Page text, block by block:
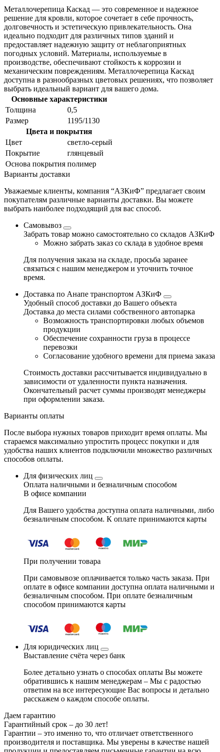
Металлочерепица Каскад — это современное и надежное
решение для кровли, которое сочетает в себе прочность,
долговечность и эстетическую привлекательность. Она
идеально подходит для различных типов зданий и
предоставляет надежную защиту от неблагоприятных
погодных условий. Материалы, используемые в
производстве, обеспечивают стойкость к коррозии и
механическим повреждениям. Металлочерепица Каскад
доступна в разнообразных цветовых решениях, что позволяет
выбрать идеальный вариант для вашего дома.
Основные характеристики
Толщина
0,5
Размер
1195/1130
Цвета и покрытия
Цвет
светло-серый
Покрытие
глянцевый
Основа покрытия полимер
Варианты доставки
Уважаемые клиенты, компания “АЗКиФ” предлагает своим
покупателям различные варианты доставки. Вы можете
выбрать наиболее подходящий для вас способ.
Самовывоз
Забрать товар можно самостоятельно со складов АЗКиФ
Можно забрать заказ со склада в удобное время
Для получения заказа на складе, просьба заранее
связаться с нашим менеджером и уточнить точное
время.
Доставка по Анапе транспортом АЗКиФ
Удобный способ доставки до Вашего объекта
Доставка до места силами собственного автопарка
Возможность транспортировки любых объемов
продукции
Обеспечение сохранности груза в процессе
перевозки
Согласование удобного времени для приема заказа
Стоимость доставки рассчитывается индивидуально в
зависимости от удаленности пункта назначения.
Окончательный расчет суммы производят менеджеры
при оформлении заказа.
Варианты оплаты
После выбора нужных товаров приходит время оплаты. Мы
стараемся максимально упростить процесс покупки и для
удобства наших клиентов подключили множество различных
способов оплаты.
Для физических лиц
Оплата наличными и безналичным способом
В офисе компании
Для Вашего удобства доступна оплата наличными, либо
безналичным способом. К оплате принимаются карты
При получении товара
При самовывозе оплачивается только часть заказа. При
оплате в офисе компании доступна оплата наличными и
безналичным способом. При оплате безналичным
способом принимаются карты
Для юридических лиц
Выставление счёта через банк
Более детально узнать о способах оплаты Вы можете
обратившись к нашим менеджерам – Мы с радостью
ответим на все интересующие Вас вопросы и детально
расскажем о каждом способе оплаты.
Даем гарантию
Гарантийный срок – до 30 лет!
Гарантии – это именно то, что отличает ответственного
производителя и поставщика. Мы уверены в качестве нашей